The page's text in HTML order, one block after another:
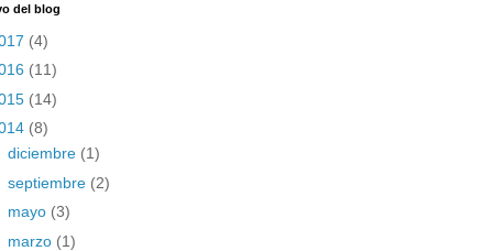
del blog
(4)
(11)
(14)
(8)
diciembre (1)
septiembre (2)
mayo (3)
marzo (1)